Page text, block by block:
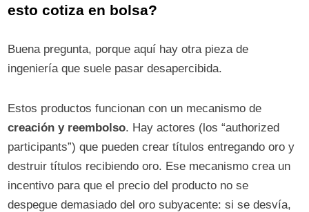
esto cotiza en bolsa?
Buena pregunta, porque aquí hay otra pieza de
ingeniería que suele pasar desapercibida.
Estos productos funcionan con un mecanismo de
creación y reembolso. Hay actores (los “authorized
participants”) que pueden crear títulos entregando oro y
destruir títulos recibiendo oro. Ese mecanismo crea un
incentivo para que el precio del producto no se
despegue demasiado del oro subyacente: si se desvía,